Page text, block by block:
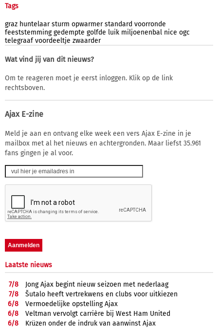
Tags
graz huntelaar sturm opwarmer standard voorronde
feeststemming gedempte golfde luik miljoenenbal nice ogc
telegraaf voordeeltje zwaarder
Wat vind jij van dit nieuws?
Om te reageren moet je eerst inloggen. Klik op de link
rechtsboven.
Ajax E-zine
Meld je aan en ontvang elke week een vers Ajax E-zine in je
mailbox met al het nieuws en achtergronden. Maar liefst 35.961
fans gingen je al voor.
Laatste nieuws
7/8
Jong Ajax begint nieuw seizoen met nederlaag
7/8
Šutalo heeft vertrekwens en clubs voor uitkiezen
6/8
Vermoedelijke opstelling Ajax
6/8
Veltman vervolgt carrière bij West Ham United
6/8
Krüzen onder de indruk van aanwinst Ajax